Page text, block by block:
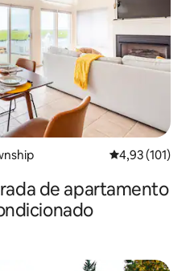
4,93 de uma
4,93 (101)
de apartamento